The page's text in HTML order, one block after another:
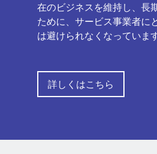
在のビジネスを維持し、長
ために、サービス事業者に
は避けられなくなっています
詳しくはこちら